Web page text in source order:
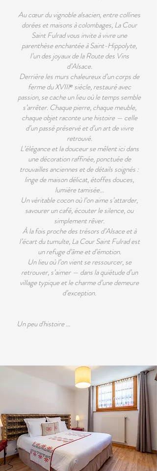
Au cœur du vignoble alsacien, entre collines
dorées et maisons à colombages, La Cour
Saint Fulrad vous invite à vivre une
parenthèse enchantée à Saint-Hippolyte,
l’un des joyaux de la Route des Vins
d’Alsace.
Derrière les murs chaleureux d’un corps de
ferme du XVIIIᵉ siècle, restauré avec
passion, se cache un lieu où le temps semble
s’arrêter. Chaque pierre, chaque meuble,
chaque objet raconte une histoire — celle
d’un passé préservé et d’un art de vivre
retrouvé.
L’élégance et la douceur se mêlent ici dans
une décoration raffinée, ponctuée de
trouvailles anciennes et de détails soignés :
linge de maison délicat, étoffes douces,
lumière tamisée…
Un véritable cocon où l’on aime s’attarder,
savourer un café, écouter le silence, ou
simplement rêver.
À la fois proche des trésors d’Alsace et à
l’écart du tumulte, La Cour Saint Fulrad est
un refuge d’âme et d’émotion.
Un lieu où l’on vient se ressourcer, se
retrouver, s’aimer — dans la quiétude d’un
village typique et le charme d’une demeure
d’exception.
Un peu d'histoire ... ​